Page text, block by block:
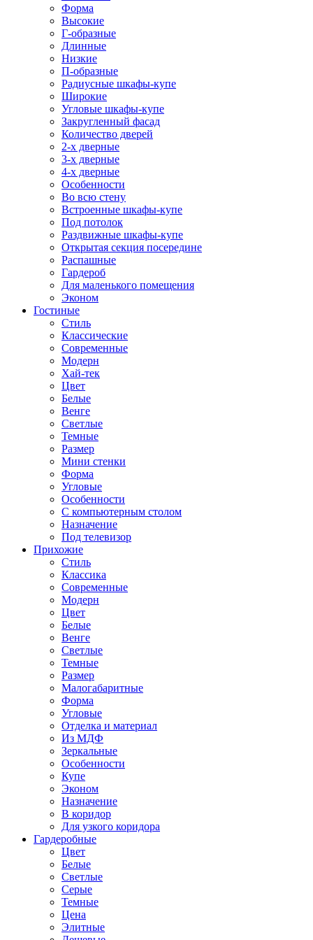
Форма
Высокие
Г-образные
Длинные
Низкие
П-образные
Радиусные шкафы-купе
Широкие
Угловые шкафы-купе
Закругленный фасад
Количество дверей
2-х дверные
3-х дверные
4-х дверные
Особенности
Во всю стену
Встроенные шкафы-купе
Под потолок
Раздвижные шкафы-купе
Открытая секция посередине
Распашные
Гардероб
Для маленького помещения
Эконом
Гостиные
Стиль
Классические
Современные
Модерн
Хай-тек
Цвет
Белые
Венге
Светлые
Темные
Размер
Мини стенки
Форма
Угловые
Особенности
С компьютерным столом
Назначение
Под телевизор
Прихожие
Стиль
Классика
Современные
Модерн
Цвет
Белые
Венге
Светлые
Темные
Размер
Малогабаритные
Форма
Угловые
Отделка и материал
Из МДФ
Зеркальные
Особенности
Купе
Эконом
Назначение
В коридор
Для узкого коридора
Гардеробные
Цвет
Белые
Светлые
Серые
Темные
Цена
Элитные